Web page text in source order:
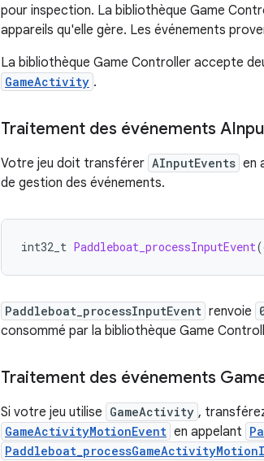
pour inspection. La bibliothèque Game
appareils qu'elle gère. Les événements
La bibliothèque Game Controller accepte
GameActivity .
Traitement des événements
Votre jeu doit transférer AInputEvents en
de gestion des événements.
int32_t Paddleboat_processInputEvent(
Paddleboat_processInputEvent renvoie
consommé par la bibliothèque Game
Traitement des événements
Si votre jeu utilise GameActivity ,
GameActivityMotionEvent en appelant